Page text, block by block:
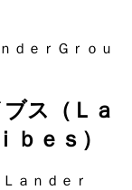
ｄｅｒＧｒｏｕ
ス（Ｌａ
ｂｅｓ）